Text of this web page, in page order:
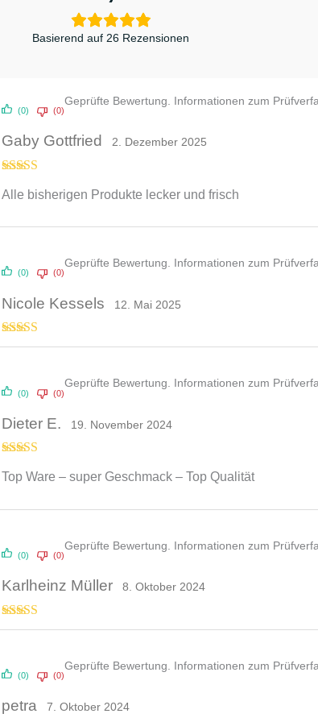
Basierend auf 26 Rezensionen
5von 5
Gaby Gottfried 2. Dezember 2025
Alle bisherigen Produkte lecker und frisch
(0) (0)
Geprüfte Bewertung. Informationen zum
Bewertet mit
Nicole Kessels 12. Mai 2025
(0) (0)
Geprüfte Bewertung. Informationen zum
mit4von
Dieter E. 19. November 2024
Top Ware – super Geschmack – Top Qualität
(0) (0)
Geprüfte Bewertung. Informationen zum
Bewertet mit
Karlheinz Müller 8. Oktober 2024
(0) (0)
Geprüfte Bewertung. Informationen zum
petra 7. Oktober 2024
(0) (0)
Geprüfte Bewertung. Informationen zum